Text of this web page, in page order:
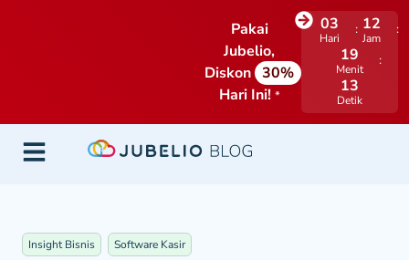
Pakai
Jubelio,
Diskon 30%
Hari Ini! *
03
Hari
12
Jam
19
Menit
12
Detik
Insight Bisnis Software Kasir